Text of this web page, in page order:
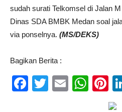
sudah surati Telkomsel di Jalan
Dinas SDA BMBK Medan soal
via ponselnya. (MS/DEKS)
Bagikan Berita :
Facebook
Twitter
Email